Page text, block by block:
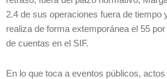
2.4 de sus operaciones fuera de tiempo
realiza de forma extemporánea el 55
de cuentas en el SIF.
En lo que toca a eventos públicos,